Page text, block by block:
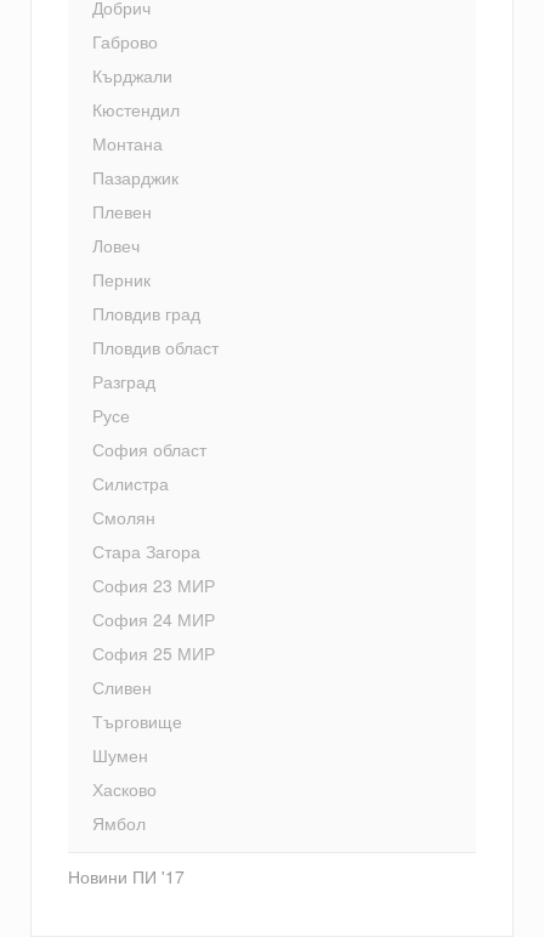
Добрич
Габрово
Кърджали
Кюстендил
Монтана
Пазарджик
Плевен
Ловеч
Перник
Пловдив град
Пловдив област
Разград
Русе
София област
Силистра
Смолян
Стара Загора
София 23 МИР
София 24 МИР
София 25 МИР
Сливен
Търговище
Шумен
Хасково
Ямбол
Новини ПИ '17